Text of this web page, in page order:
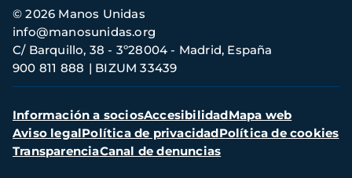
Información
de
contacto
© 2026 Manos Unidas
C/ Barquillo, 38 - 3º28004 - Madrid, España
900 811 888
BIZUM 33439
info@manosunidas.org
Menú
secundario
Información a sociosAccesibilidadMapa web
Aviso legalPolítica de privacidadPolítica de cookies
TransparenciaCanal de denuncias